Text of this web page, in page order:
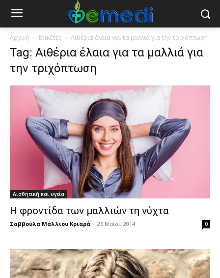
Αρχική Ετικέτες Αιθέρια έλαια για τα μαλλιά για την τριχόπτωση
Tag: Αιθέρια έλαια για τα μαλλιά για
την τριχόπτωση
Αισθητική και υγεία
Η φροντίδα των μαλλιών τη νύχτα
Σαββούλα Μάλλιου Κριαρά - 26 Μαΐου 2014 0